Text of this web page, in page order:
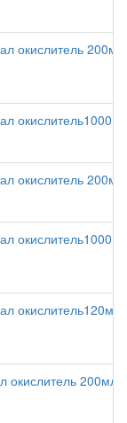
окислитель 200мл
окислитель1000мл
окислитель 200мл
окислитель1000мл
окислитель120мл
окислитель 200мл